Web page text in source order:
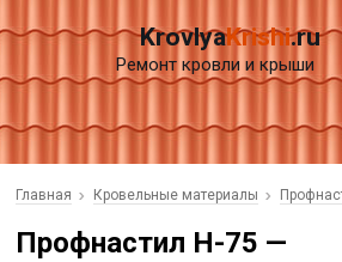
KrovlyaKrishi.ru
Ремонт кровли и крыши
Главная Кровельные материалы
Профнастил Н-75 —